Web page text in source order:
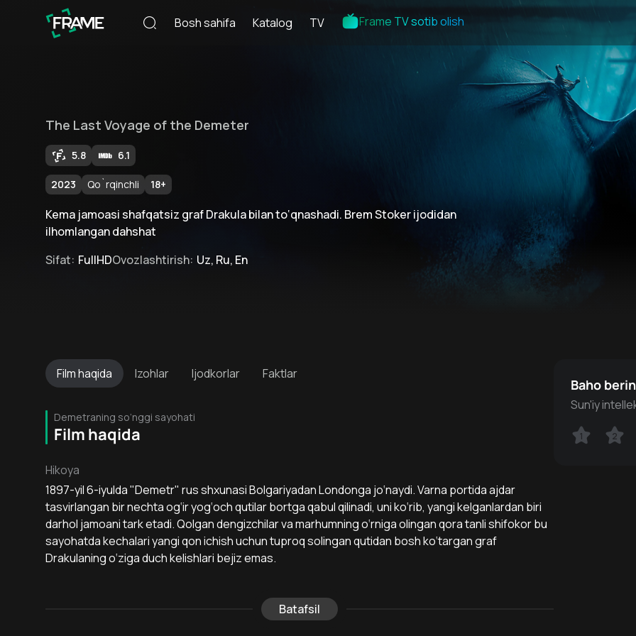
Bosh sahifa Katalog TV Frame TV sotib olish
The Last Voyage of the Demeter
5.8 6.1
2023 Qo`rqinchli 18+
Kema jamoasi shafqatsiz graf Drakula bilan to‘qnashadi. Brem Stoker ijodidan
ilhomlangan dahshat
Sifat: FullHDOvozlashtirish: Uz, Ru, En
Filmhaqida Izohlar Ijodkorlar Faktlar
Demetraning so‘nggi sayohati
Film haqida
Hikoya
1897-yil 6-iyulda "Demetr" rus shxunasi Bolgariyadan Londonga jo‘naydi. Varna portida ajdar
tasvirlangan bir nechta og‘ir yog‘och qutilar bortga qabul qilinadi, uni ko‘rib, yangi kelganlardan biri
darhol jamoani tark etadi. Qolgan dengizchilar va marhumning o‘rniga olingan qora tanli shifokor bu
sayohatda kechalari yangi qon ichish uchun tuproq solingan qutidan bosh ko‘targan graf
Drakulaning o‘ziga duch kelishlari bejiz emas.
Batafsil
Baho
Sun'iy
1 2
1 2